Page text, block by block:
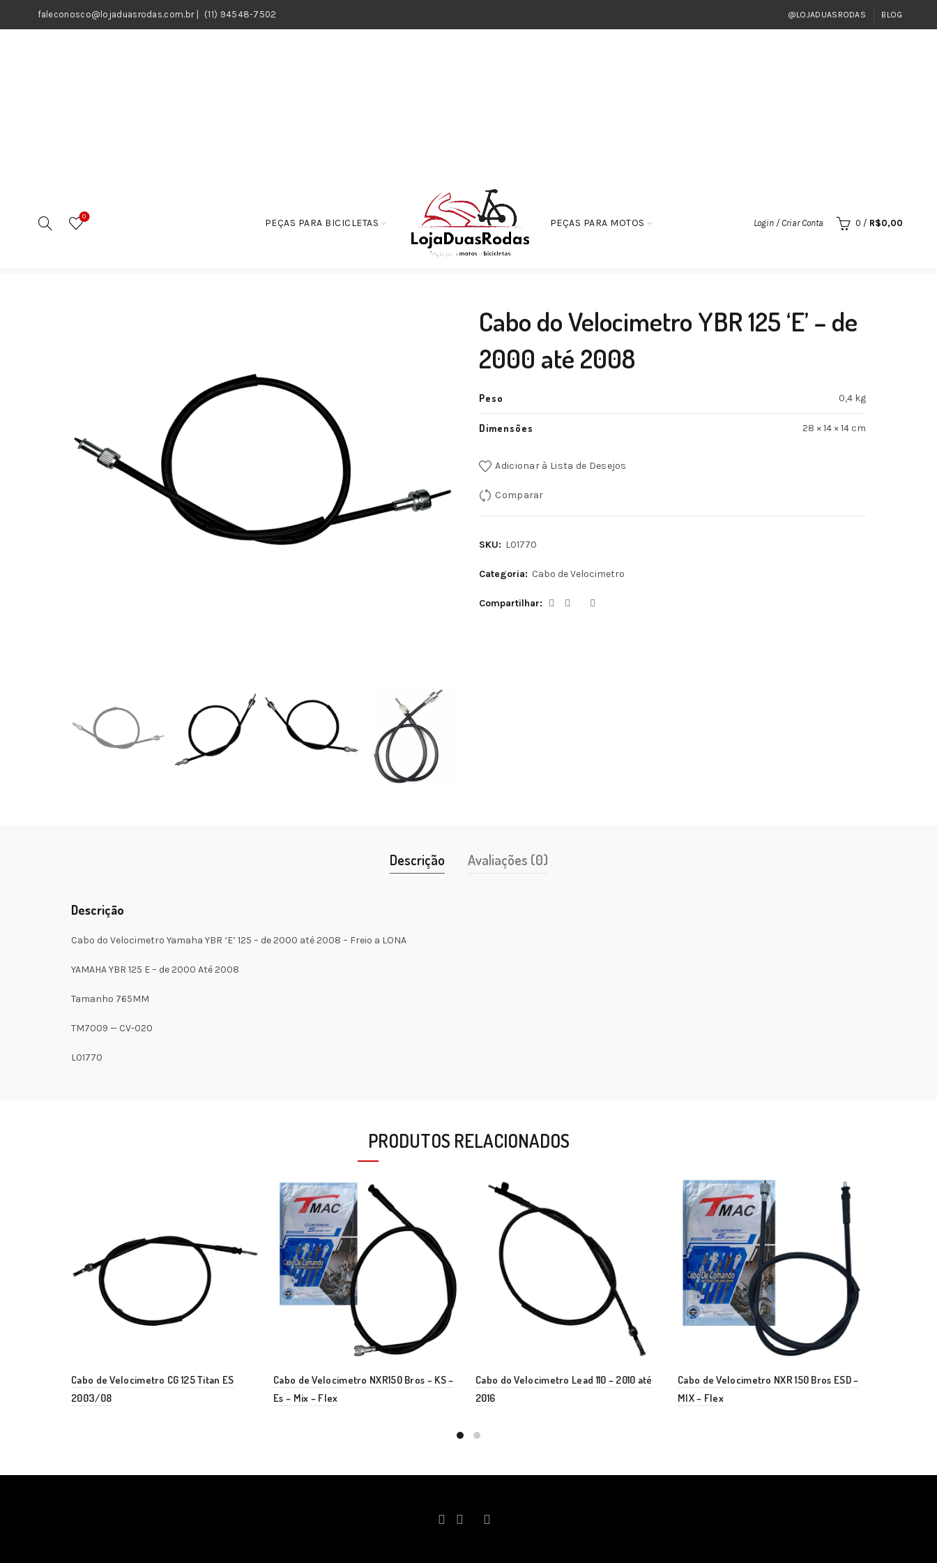
faleconosco@lojaduasrodas.com.br| (11) 94548-7502 @LOJADUASRODAS BLOG
0
PEÇAS PARA BICICLETAS PEÇAS PARA MOTOS Login / Criar Conta 0 / R$0,00
Cabo do Velocimetro YBR 125 ‘E’ – de 2000 até 2008
Cabo do Velocimetro YBR 125 ‘E’ – de
2000 até 2008
Peso 0,4 kg
Dimensões 28 × 14 × 14 cm
Adicionar à Lista de Desejos
Comparar
SKU: L01770
Categoria: Cabo de Velocimetro
Compartilhar
Descrição Avaliações (0)
Descrição
Cabo do Velocimetro Yamaha YBR ‘E’ 125 – de 2000 até 2008 – Freio a LONA
YAMAHA YBR 125 E – de 2000 Até 2008
Tamanho 765MM
TM7009 — CV-020
L01770
PRODUTOS RELACIONADOS
Cabo de Velocimetro CG 125 Titan ES
2003/08
Cabo de Velocimetro NXR150 Bros – KS –
Es – Mix – Flex
Cabo do Velocimetro Lead 110 – 2010 até
2016
Cabo de Velocimetro NXR 150 Bros ESD –
MIX – Flex